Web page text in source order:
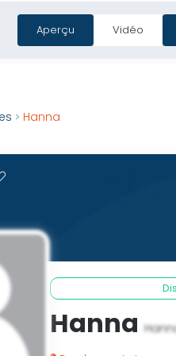
Cas entreprises
> Hanna
Hanna
Aperçu Vidéo